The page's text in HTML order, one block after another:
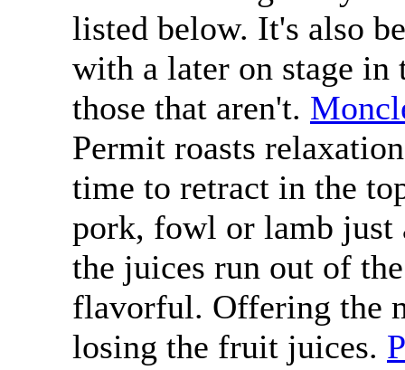
listed below. It's also
with a later on stage in
those that aren't.
Permit roasts
time to retract in the
pork, fowl or lamb just
the juices run out of
flavorful. Offering the
losing the fruit juices.